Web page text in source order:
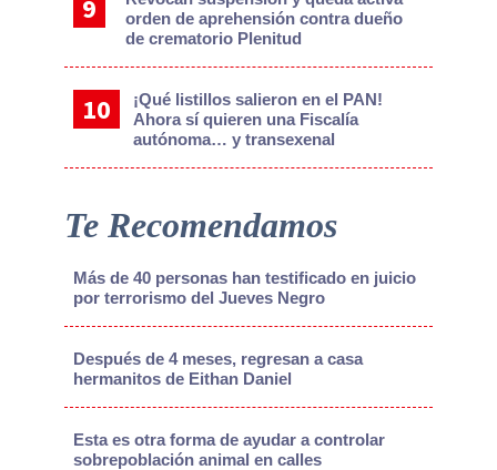
orden de aprehensión contra dueño
de crematorio Plenitud
¡Qué listillos salieron en el PAN!
Ahora sí quieren una Fiscalía
autónoma… y transexenal
Te Recomendamos
Más de 40 personas han testificado en juicio
por terrorismo del Jueves Negro
Después de 4 meses, regresan a casa
hermanitos de Eithan Daniel
Esta es otra forma de ayudar a controlar
sobrepoblación animal en calles